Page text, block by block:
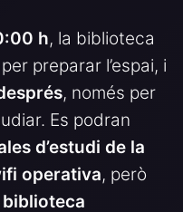
h, la biblioteca
preparar l’espai, i
, només per
Es podran
d’estudi de la
operativa, però